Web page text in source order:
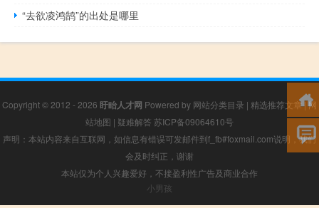
“去欲凌鸿鹄”的出处是哪里
Copyright © 2012 - 2026 盱眙人才网 Powered by 网站分类目录 | 精选推荐文章|网
站地图 | 疑难解答 苏ICP备09064610号
声明：本站内容来自互联网，如信息有错误可发邮件到f_fb#foxmail.com说明，我们
会及时纠正，谢谢
本站仅为个人兴趣爱好，不接盈利性广告及商业合作
小男孩